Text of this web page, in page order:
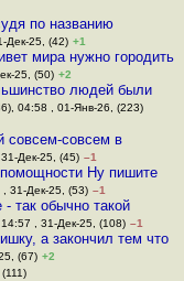
по названию
Дек-25, (42) +1
мира нужно городить
25, (50) +2
людей были
04:58 , 01-Янв-26, (223)
совсем-совсем в
Дек-25, (45) –1
Ну пишите
31-Дек-25, (53) –1
- так обычно такой
, 31-Дек-25, (108) –1
а закончил тем что
(67) +2